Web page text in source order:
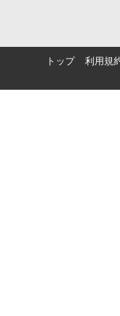
トップ 利用規